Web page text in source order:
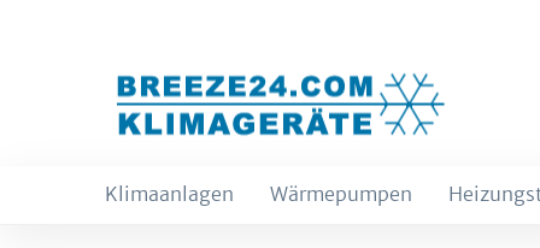
Klimaanlagen Wärmepumpen